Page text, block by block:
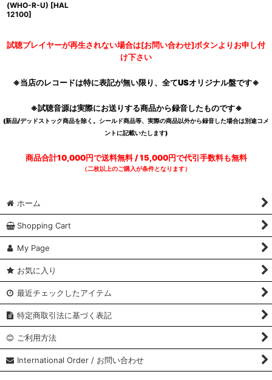
(WHO-R-U) [HAL
12100]
試聴プレイヤーが再生されない場合は[お問い合わせ]ボタンよりお申し付
け下さい
※当店のレコードは特に表記が無い限り、全てUSオリジナル盤です※
※試聴音源は実際にお送りする商品から録音したものです※
(新品/デッドストック商品を除く。シールド商品等、実際の商品以外から録音した場合は別途コメ
ントに記載いたします)
商品合計10,000円で送料無料 / 15,000円で代引手数料も無料
（二枚以上のご購入が条件となります）
ホーム
Shopping Cart
My Page
お気に入り
最近チェックしたアイテム
特定商取引法に基づく表記
ご利用方法
International Order / お問い合わせ